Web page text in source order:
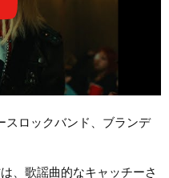
スロックバンド、ブランデ
、歌謡曲的なキャッチーさ